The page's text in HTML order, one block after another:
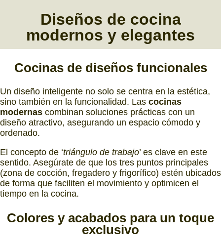
Diseños de cocina
modernos y elegantes
Cocinasde diseños funcionales
Un diseño inteligente no solo se centra en la estética,
sino también en la funcionalidad. Las cocinas
modernas combinan soluciones prácticas con un
diseño atractivo, asegurando un espacio cómodo y
ordenado.
El concepto de ‘triángulo de trabajo’ es clave en este
sentido. Asegúrate de que los tres puntos principales
(zona de cocción, fregadero y frigorífico) estén ubicados
de forma que faciliten el movimiento y optimicen el
tiempo en la cocina.
Colores yacabados para un toque
exclusivo